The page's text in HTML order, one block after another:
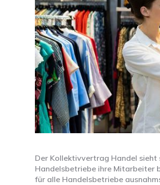
Der Kollektivvertrag Handel sieht
Handelsbetriebe ihre Mitarbeiter
für alle Handelsbetriebe